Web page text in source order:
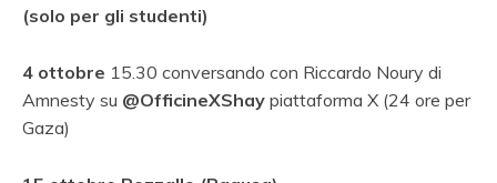
(solo per gli studenti)
4 ottobre 15.30 conversando con Riccardo Noury di
Amnesty su @OfficineXShay piattaforma X (24 ore per
Gaza)